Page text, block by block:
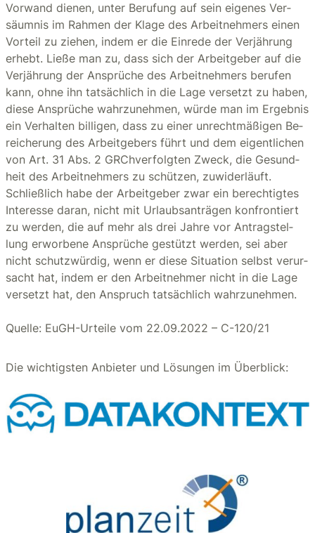
Vor­wand die­nen, unter Be­ru­fung auf sein ei­ge­nes Ver­
säum­nis im Rah­men der Klage des Ar­beit­neh­mers einen
Vor­teil zu zie­hen, indem er die Ein­re­de der Ver­jäh­rung
er­hebt. Ließe man zu, dass sich der Ar­beit­ge­ber auf die
Ver­jäh­rung der An­sprü­che des Ar­beit­neh­mers be­ru­fen
kann, ohne ihn tat­säch­lich in die Lage ver­setzt zu haben,
diese An­sprü­che wahr­zu­neh­men, würde man im Er­geb­nis
ein Ver­hal­ten bil­li­gen, dass zu einer un­recht­mä­ßi­gen Be­
rei­che­rung des Ar­beit­ge­bers führt und dem ei­gent­li­chen
von Art. 31 Abs. 2 GRChver­folg­ten Zweck, die Ge­sund­
heit des Ar­beit­neh­mers zu schüt­zen, zu­wi­der­läuft.
Schlie­ß­lich habe der Ar­beit­ge­ber zwar ein be­rech­tig­tes
In­ter­es­se daran, nicht mit Ur­laubs­an­trä­gen kon­fron­tiert
zu wer­den, die auf mehr als drei Jahre vor An­trag­stel­
lung er­wor­be­ne An­sprü­che ge­stützt wer­den, sei aber
nicht schutz­wür­dig, wenn er diese Si­tua­ti­on selbst ver­ur­
sacht hat, indem er den Ar­beit­neh­mer nicht in die Lage
ver­setzt hat, den An­spruch tat­säch­lich wahr­zu­neh­men.
Quelle: EuGH-Urteile vom 22.09.2022 – C-120/21
Die wichtigsten Anbieter und Lösungen im Überblick: